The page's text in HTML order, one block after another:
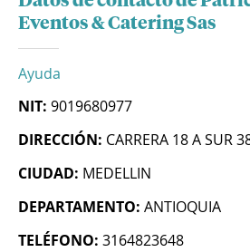
Eventos & Catering Sas
Ayuda
NIT: 9019680977
DIRECCIÓN: CARRERA 18 A SUR
CIUDAD: MEDELLIN
DEPARTAMENTO: ANTIOQUIA
TELÉFONO: 3164823648